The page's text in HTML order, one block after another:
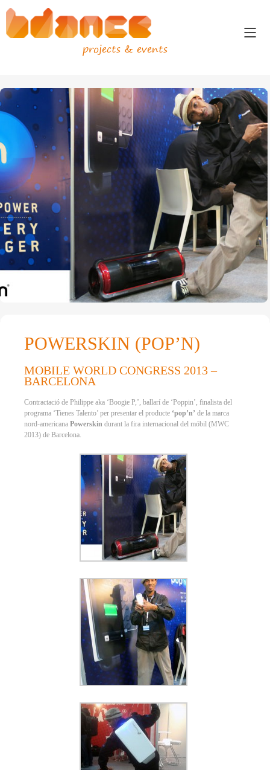
projects & events
POWERSKIN (POP’N)
MOBILE WORLD CONGRESS 2013 –
BARCELONA
Contractació de Philippe aka ‘Boogie P,’, ballarí de ‘Poppin’, finalista del
programa ‘Tienes Talento’ per presentar el producte ‘pop’n’ de la marca
nord-americana Powerskin durant la fira internacional del móbil (MWC
2013) de Barcelona.